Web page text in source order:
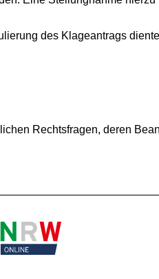
des Klageantrags
Rechtsfragen, deren